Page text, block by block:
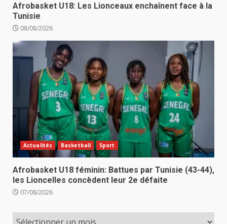
Afrobasket U18: Les Lionceaux enchaînent face à la
Tunisie
08/08/2026
Actualités Basketball Sport
Afrobasket U18 féminin: Battues par Tunisie (43-44),
les Lioncelles concèdent leur 2e défaite
07/08/2026